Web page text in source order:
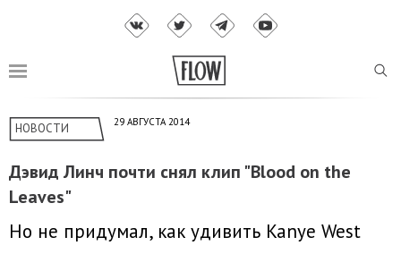
НОВОСТИ 29 АВГУСТА 2014
Дэвид Линч почти снял клип "Blood on the
Leaves"
Но не придумал, как удивить Kanye West